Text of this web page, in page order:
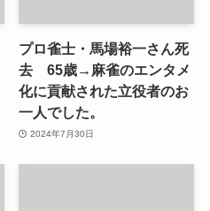
プロ雀士・馬場裕一さん死
去 65歳→麻雀のエンタメ
化に貢献された立役者のお
一人でした。
2024年7月30日